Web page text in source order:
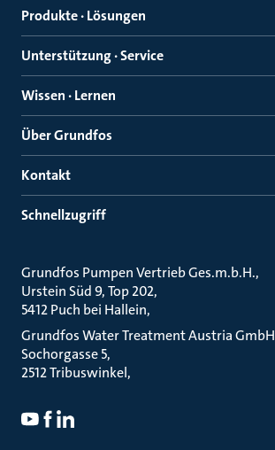
Produkte · Lösungen
Unterstützung · Service
Wissen · Lernen
Über Grundfos
Kontakt
Schnellzugriff
Grundfos Pumpen Vertrieb Ges.m.b.H.
Urstein Süd 9, Top 202
5412 Puch bei Hallein
Grundfos Water Treatment Austria GmbH
Sochorgasse 5
2512 Tribuswinkel